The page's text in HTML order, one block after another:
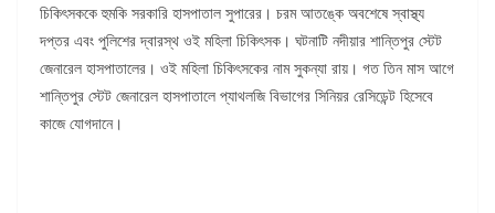
চিকিৎসককে হুমকি সরকারি হাসপাতাল সুপারের। চরম আতঙ্কে অবশেষে স্বাস্থ্য
দপ্তর এবং পুলিশের দ্বারস্থ ওই মহিলা চিকিৎসক। ঘটনাটি নদীয়ার শান্তিপুর স্টেট
জেনারেল হাসপাতালের। ওই মহিলা চিকিৎসকের নাম সুকন্যা রায়। গত তিন মাস আগে
শান্তিপুর স্টেট জেনারেল হাসপাতালে প্যাথলজি বিভাগের সিনিয়র রেসিডেন্ট হিসেবে
কাজে যোগদানে।